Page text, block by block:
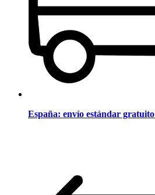
España: envío estándar gratuito